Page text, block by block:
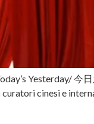
Yesterday/ 今
cinesi e